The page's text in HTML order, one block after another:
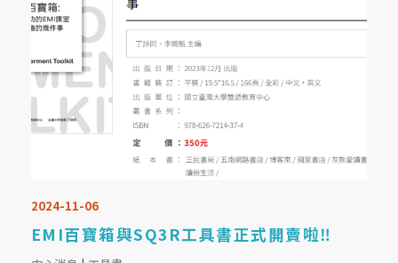
2024-11-06
EMI百寶箱與SQ3R工具書正式開賣啦‼️